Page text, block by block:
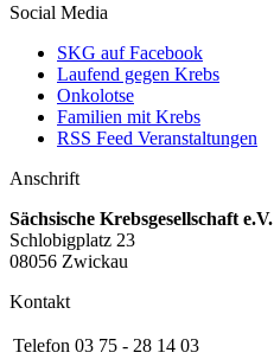
Social Media
SKG auf Facebook
Laufend gegen Krebs
Onkolotse
Familien mit Krebs
RSS Feed Veranstaltungen
Anschrift
Sächsische Krebsgesellschaft e.V.
Schlobigplatz 23
08056 Zwickau
Kontakt
Telefon 03 75 - 28 14 03